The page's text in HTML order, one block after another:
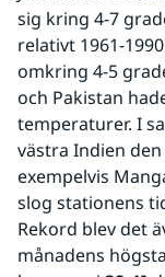
sig kring 4-7
relativt 1961-
omkring 4-5
och Pakistan
temperaturer. I
västra Indien
exempelvis
slog stationens
Rekord blev det
månadens